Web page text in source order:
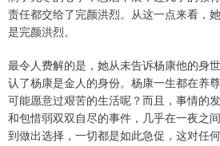
责任都交给了完颜洪烈。从这一点来看，
是完颜洪烈。
最令人费解的是，她从未告诉杨康他的身
认了杨康是金人的身份。杨康一生都在养
可能愿意过艰苦的生活呢？而且，事情的
和包惜弱双双自尽的事件，几乎在一夜之
到做出选择，一切都是如此急促，这对任